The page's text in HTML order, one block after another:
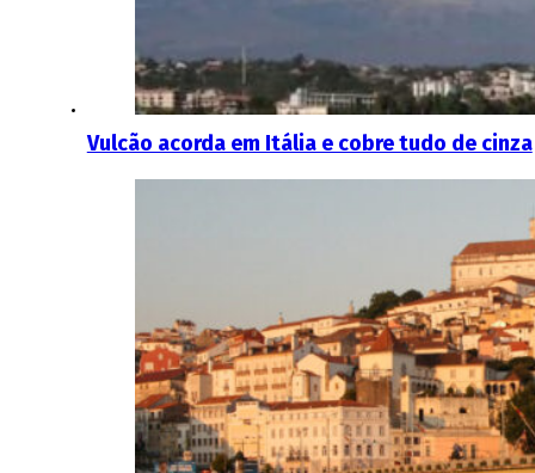
Vulcão acorda em Itália e cobre tudo de cinza